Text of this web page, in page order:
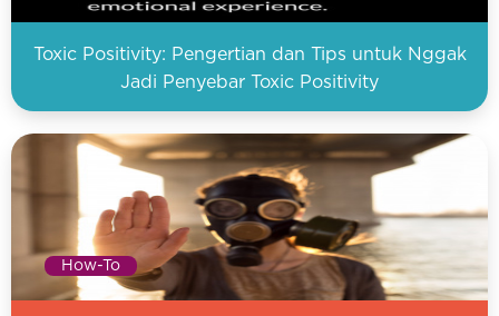
Toxic Positivity: Pengertian dan Tips untuk Nggak
Jadi Penyebar Toxic Positivity
How-To